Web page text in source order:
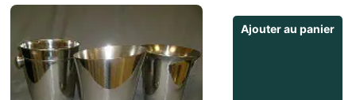
Ajouter au panier